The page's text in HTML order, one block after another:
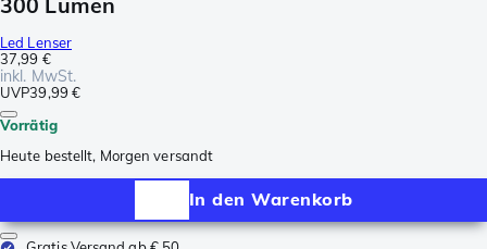
Led Lenser
37,99 €
inkl. MwSt.
UVP39,99 €
Vorrätig
Heute bestellt, Morgen versandt
In den Warenkorb